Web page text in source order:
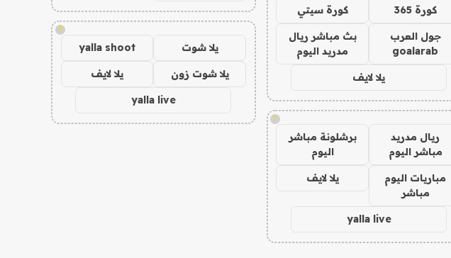
كورة 365 كورة سيتي
جول العرب
goalarab
بث مباشر ريال
مدريد اليوم
يلا لايف
!
ريال مدريد
مباشر اليوم
برشلونة مباشر
اليوم
مباريات اليوم
مباشر
يلا لايف
yalla live
!
يلا شوت yalla shoot
يلا شوت زون يلا لايف
yalla live